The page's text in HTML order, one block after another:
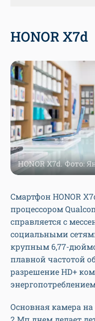
HONOR X7d
HONOR X7d. Фото:
Смартфон HONOR
процессором
справляется с
социальными
крупным 6,77-
плавной частотой
разрешение HD+
Основная камера